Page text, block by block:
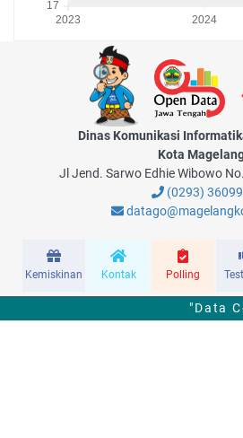
Dinas Komunikasi
Kota
Jl Jend. Sarwo Edhie Wibowo
(0293)
Kemiskinan Kontak Polling
"Data